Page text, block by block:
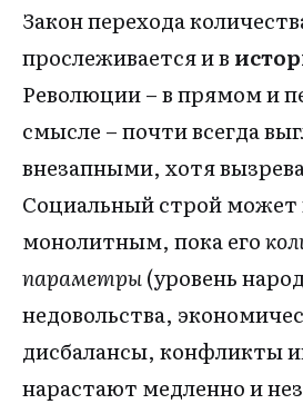
Закон перехода
прослеживается и в
Революции – в прямом и
смысле – почти всегда
внезапными, хотя
Социальный строй может
монолитным, пока его
параметры(уровень
недовольства,
дисбалансы, конфликты
нарастают медленно и